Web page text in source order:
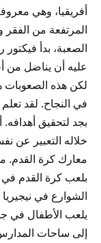
أفريقيا، وهي
المرتفعة من الفقر
الصعبة، بدأ
عليه أن يناضل من
لكن هذه
في النجاح. لقد
بجد لتحقيق
خلاله التعبير عن
معارك كرة القدم.
بلعب كرة القدم
الشوارع في
يلعب الأطفال في
إلى ساحات